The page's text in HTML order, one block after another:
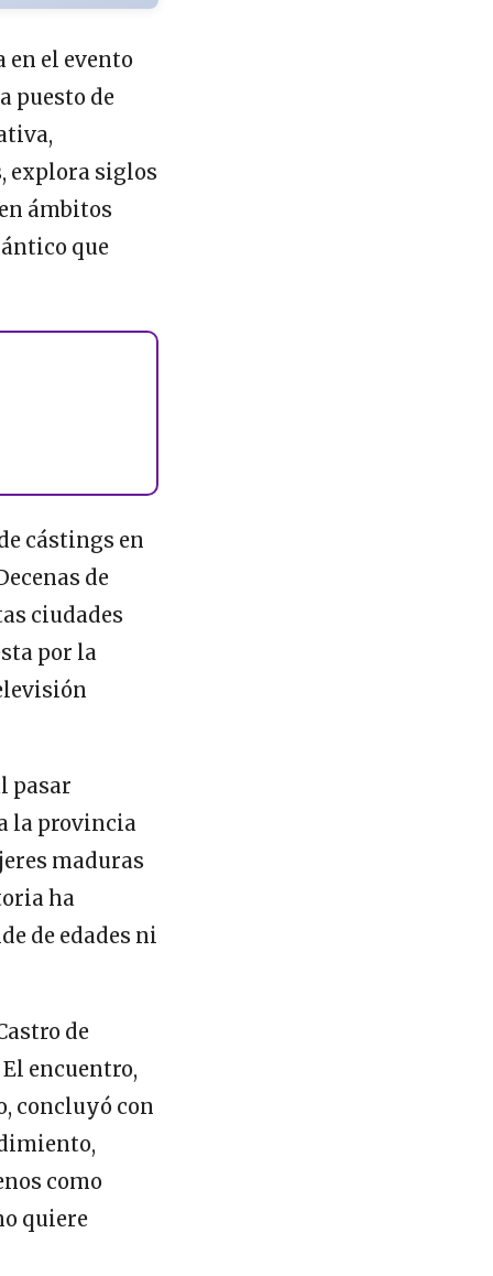
en el evento
puesto de
explora siglos
ámbitos
que
cástings en
de
ciudades
por la
pasar
la provincia
maduras
ha
de edades ni
de
encuentro,
concluyó con
como
quiere